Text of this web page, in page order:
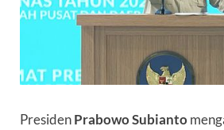
PresidenPrabowo Subianto